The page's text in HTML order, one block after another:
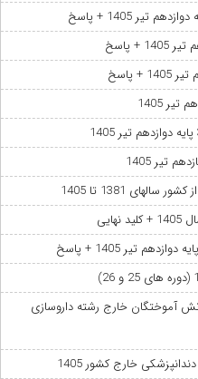
1405 + پاسخ
تیر 1405
1381 تا 1405
تیر 1405 + پاسخ
آموختگان خارج رشته داروسازی
خارج کشور 1405